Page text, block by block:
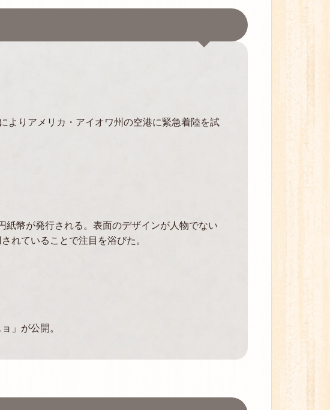
よりアメリカ・アイオワ州の空港に緊急着陸を試
幣が発行される。表面のデザインが人物でない
れていることで注目を浴びた。
」が公開。